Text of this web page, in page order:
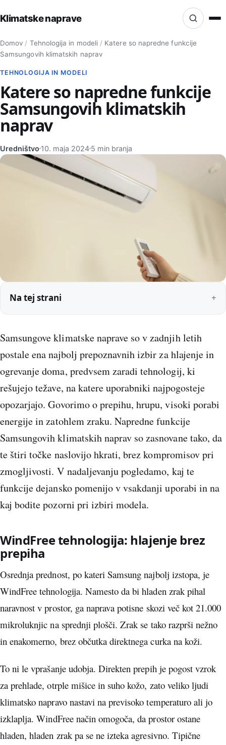
Klimatske naprave
Iskanje po strani
Domov / Tehnologija in modeli/ Katere so napredne funkcije
Samsungovih klimatskih naprav
TEHNOLOGIJA IN MODELI
Katere so napredne funkcije
Samsungovih klimatskih
naprav
Uredništvo 10. maja 2024 5 min branja
Na tej strani
Samsungove klimatske naprave so v zadnjih letih
postale ena najbolj prepoznavnih izbir za hlajenje in
ogrevanje doma, predvsem zaradi tehnologij, ki
rešujejo težave, na katere uporabniki najpogosteje
opozarjajo. Govorimo o prepihu, hrupu, visoki porabi
energije in zatohlem zraku. Napredne funkcije
Samsungovih klimatskih naprav so zasnovane tako, da
te štiri točke naslovijo hkrati, brez kompromisov pri
zmogljivosti. V nadaljevanju pogledamo, kaj te
funkcije dejansko pomenijo v vsakdanji uporabi in na
kaj bodite pozorni pri izbiri modela.
WindFree tehnologija: hlajenje brez
prepiha
Osrednja prednost, po kateri Samsung najbolj izstopa, je
WindFree tehnologija. Namesto da bi hladen zrak pihal
naravnost v prostor, ga naprava potisne skozi več kot 21.000
mikroluknjic na sprednji plošči. Zrak se tako razprši nežno
in enakomerno, brez občutka direktnega curka na koži.
To ni le vprašanje udobja. Direkten prepih je pogost vzrok
za prehlade, otrple mišice in suho kožo, zato veliko ljudi
klimatsko napravo nastavi na previsoko temperaturo ali jo
izklaplja. WindFree način omogoča, da prostor ostane
hladen, hladen zrak pa se ne izteka agresivno. Tipične